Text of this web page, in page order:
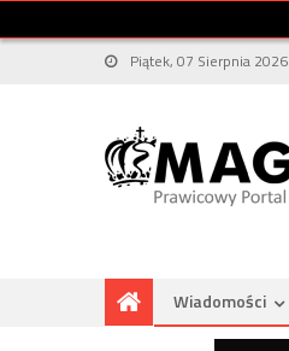
Piątek, 07 Sierpnia 2026
Wiadomości